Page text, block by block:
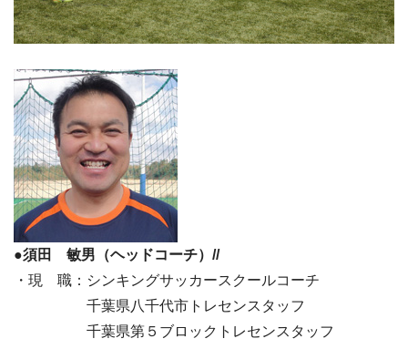
●須田 敏男（ヘッドコーチ）//
・現 職：シンキングサッカースクールコーチ
千葉県八千代市トレセンスタッフ
千葉県第５ブロックトレセンスタッフ